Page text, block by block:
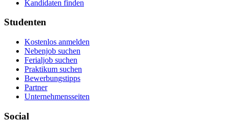
Kandidaten finden
Studenten
Kostenlos anmelden
Nebenjob suchen
Ferialjob suchen
Praktikum suchen
Bewerbungstipps
Partner
Unternehmensseiten
Social